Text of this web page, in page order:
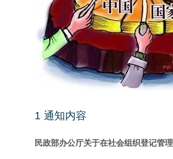
1 通知内容
民政部办公厅关于在社会组织登记管